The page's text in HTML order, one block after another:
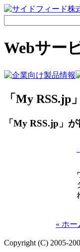
Webサー
「My
「My RSS.jp」
« ホー
Copyright (C) 2005-